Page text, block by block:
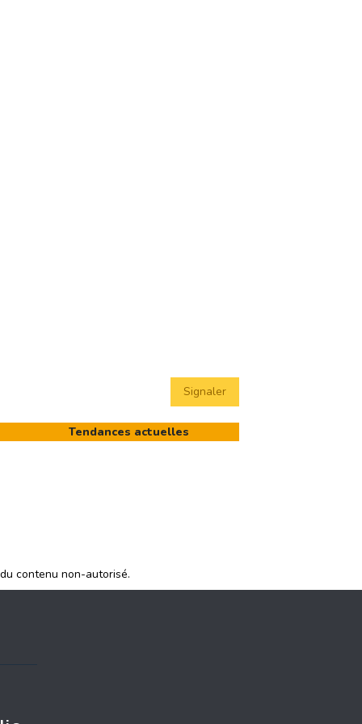
Signaler
Tendances actuelles
contenu non-autorisé.